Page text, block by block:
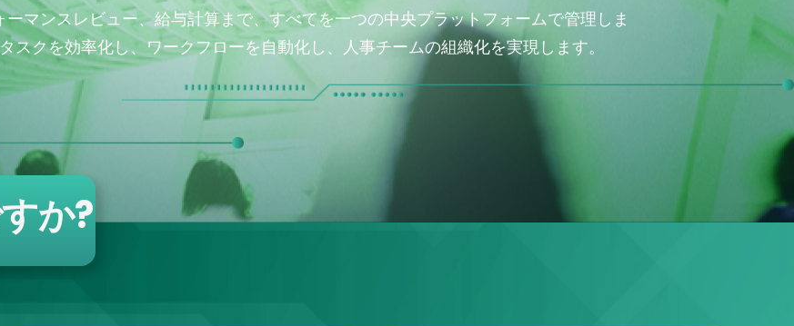
マンスレビュー、給与計算まで、すべてを一つの中央プラットフォームで管理しま
スクを効率化し、ワークフローを自動化し、人事チームの組織化を実現します。
か?